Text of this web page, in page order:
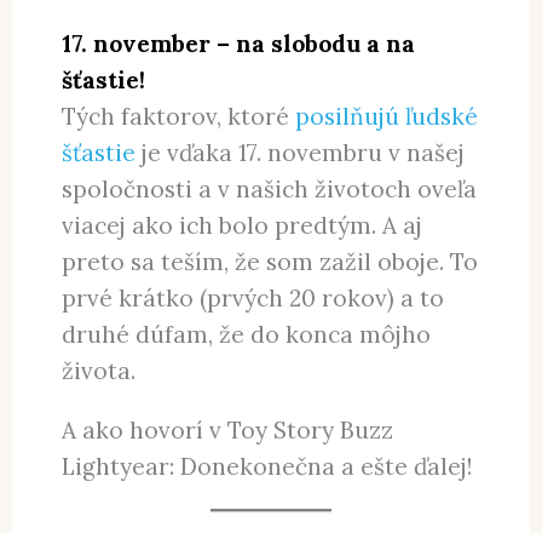
17. november – na slobodu a na
šťastie!
Tých faktorov, ktoré posilňujú ľudské
šťastie je vďaka 17. novembru v našej
spoločnosti a v našich životoch oveľa
viacej ako ich bolo predtým. A aj
preto sa teším, že som zažil oboje. To
prvé krátko (prvých 20 rokov) a to
druhé dúfam, že do konca môjho
života.
A ako hovorí v Toy Story Buzz
Lightyear: Donekonečna a ešte ďalej!